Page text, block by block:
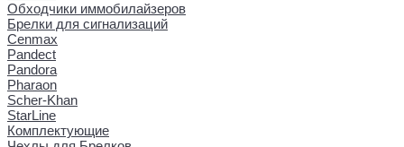
Обходчики иммобилайзеров
Брелки для сигнализаций
Cenmax
Pandect
Pandora
Pharaon
Scher-Khan
StarLine
Комплектующие